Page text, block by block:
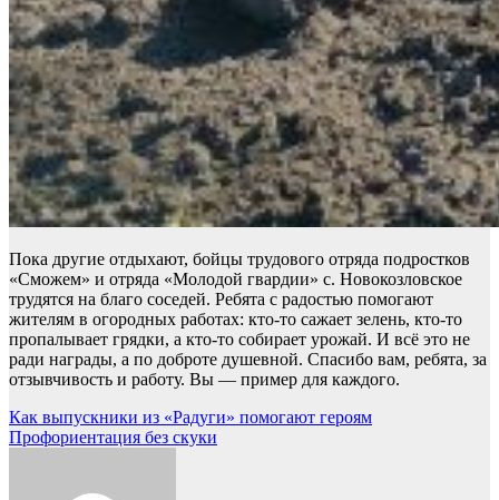
Пока другие отдыхают, бойцы трудового отряда подростков
«Сможем» и отряда «Молодой гвардии» с. Новокозловское
трудятся на благо соседей. Ребята с радостью помогают
жителям в огородных работах: кто-то сажает зелень, кто-то
пропалывает грядки, а кто-то собирает урожай. И всё это не
ради награды, а по доброте душевной. Спасибо вам, ребята, за
отзывчивость и работу. Вы — пример для каждого.
Навигация
по
Как выпускники из «Радуги» помогают героям
Профориентация без скуки